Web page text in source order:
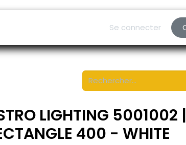
Se connecter
LIGHTING 5001002 |
400 - WHITE